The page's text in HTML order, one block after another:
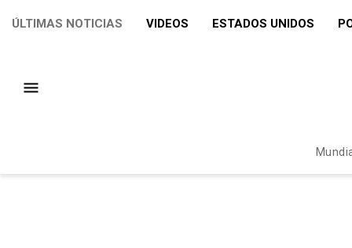
ÚLTIMAS NOTICIAS VIDEOS ESTADOS UNIDOS